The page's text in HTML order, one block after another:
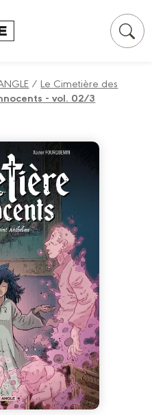
/Le Cimetière des
- vol. 02/3